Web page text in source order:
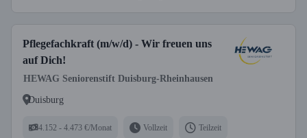
Pflegefachkraft (m/w/d) - Wir freuen uns
auf Dich!
HEWAG Seniorenstift Duisburg-Rheinhausen
Duisburg
4.152 - 4.473 €/Monat Vollzeit Teilzeit